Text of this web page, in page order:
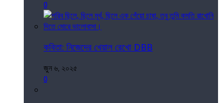
0
কবিতা: নিজেদের খেয়াল রেখো DBB
জুন ৬, ২০২৫
0